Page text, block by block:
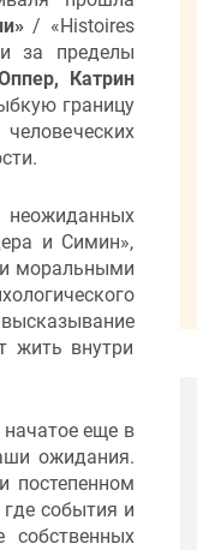
/ «Histoires
за пределы
Катрин
границу
неожиданных
и Симин»,
моральными
жить внутри
еще в
ожидания.
постепенном
события и